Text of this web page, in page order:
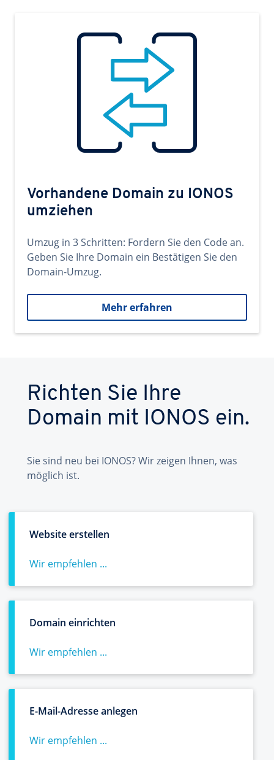
Vorhandene Domain zu IONOS
umziehen
Umzug in 3 Schritten: Fordern Sie den Code an.
Geben Sie Ihre Domain ein Bestätigen Sie den
Domain-Umzug.
Mehr erfahren
Richten Sie Ihre
Domain mit IONOS ein.
Sie sind neu bei IONOS? Wir zeigen Ihnen, was
möglich ist.
Website erstellen
Wir empfehlen ...
Domain einrichten
Wir empfehlen ...
E-Mail-Adresse anlegen
Wir empfehlen ...